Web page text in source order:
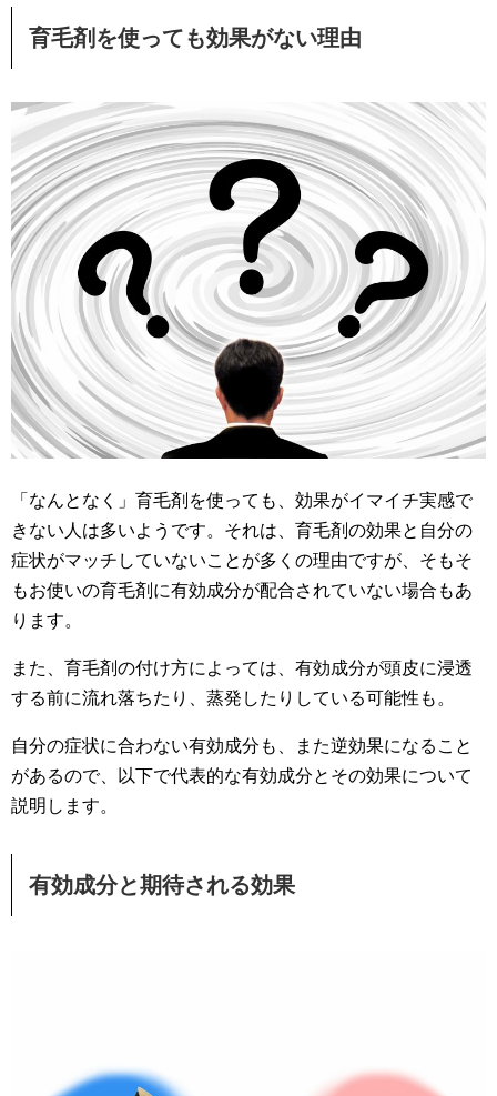
育毛剤を使っても効果がない理由
「なんとなく」育毛剤を使っても、効果がイマイチ実感で
きない人は多いようです。それは、育毛剤の効果と自分の
症状がマッチしていないことが多くの理由ですが、そもそ
もお使いの育毛剤に有効成分が配合されていない場合もあ
ります。
また、育毛剤の付け方によっては、有効成分が頭皮に浸透
する前に流れ落ちたり、蒸発したりしている可能性も。
自分の症状に合わない有効成分も、また逆効果になること
があるので、以下で代表的な有効成分とその効果について
説明します。
有効成分と期待される効果